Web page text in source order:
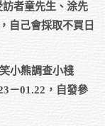
者童先生、涂先
自己會採取不買日
小熊調查小棧
－01.22，自發參